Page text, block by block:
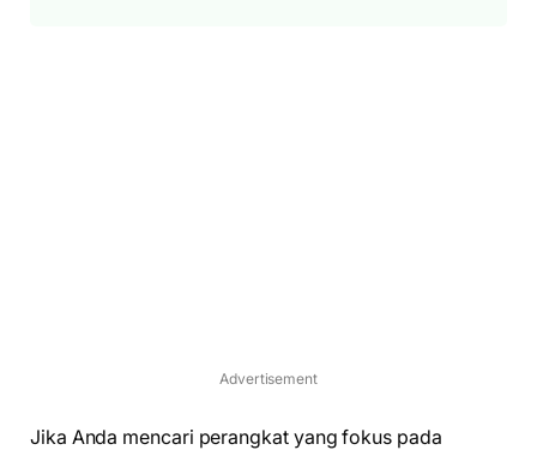
Advertisement
Jika Anda mencari perangkat yang fokus pada